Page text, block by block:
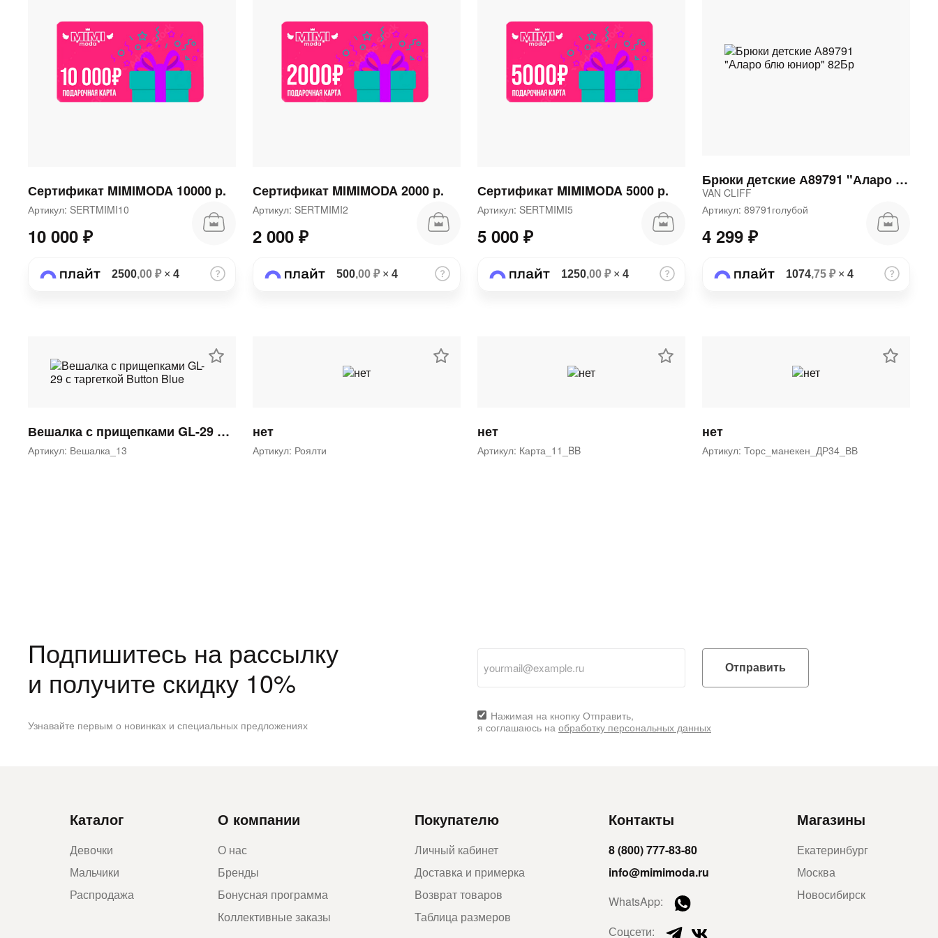
Сертификат MIMIMODA 10000 р.
Артикул: SERTMIMI10
10 000 ₽
2500,00 ₽× 4
Сертификат MIMIMODA 2000 р.
Артикул: SERTMIMI2
2 000 ₽
500,00 ₽× 4
Сертификат MIMIMODA 5000 р.
Артикул: SERTMIMI5
5 000 ₽
1250,00 ₽× 4
Брюки детские А89791 "Аларо блю юниор" 82Бр
VAN CLIFF
Артикул: 89791голубой
4 299 ₽
1074,75 ₽× 4
Вешалка с прищепками GL-29 с таргеткой Button Blue
Артикул: Вешалка_13
нет
Артикул: Роялти
нет
Артикул: Карта_11_BB
нет
Артикул: Торс_манекен_ДР34_ВВ
Подпишитесь на рассылку
и получите скидку 10%
Узнавайте первым о новинках и специальных предложениях
Отправить
Нажимая на кнопку Отправить,
я соглашаюсь на обработку персональных данных
Каталог
Девочки
Мальчики
Распродажа
О компании
О нас
Бренды
Бонусная программа
Коллективные заказы
Покупателю
Личный кабинет
Доставка и примерка
Возврат товаров
Таблица размеров
Контакты
8 (800) 777-83-80
info@mimimoda.ru
WhatsApp:
Соцсети:
Магазины
Екатеринбург
Москва
Новосибирск